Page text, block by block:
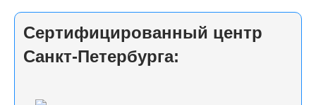
Сертифицированный центр
Санкт-Петербурга: